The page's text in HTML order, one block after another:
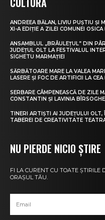
ANDREEA BĂLAN, LIVIU PUȘTIU ȘI
XI-A EDIȚIE A ZILEI COMUNEI OSICA
ANSAMBLUL „BRÂULEȚUL” DIN
JUDEȚUL OLT LA FESTIVALUL
SIGHETU MARMAȚIEI
SĂRBĂTOARE MARE LA VALEA
LASERE ȘI FOC DE ARTIFICII LA
SERBARE CÂMPENEASCĂ DE ZILE
CONSTANTIN ȘI LAVINIA
TINERI ARTIȘTI AI JUDEȚULUI OLT,
TABEREI DE CREATIVITATE
NU PIERDE NICIO ȘTIRE
FI LA CURENT CU TOATE ȘTIRILE
ORAȘUL TĂU.